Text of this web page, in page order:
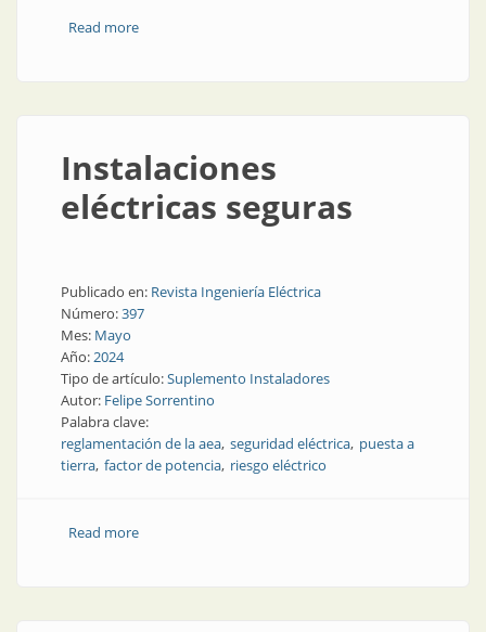
Read moreabout Algunas recomendaciones de eficiencia
Instalaciones
eléctricas seguras
Publicado en: Revista Ingeniería Eléctrica
Número:397
Mes: Mayo
Año:2024
Tipo de artículo:Suplemento Instaladores
Autor: Felipe Sorrentino
Palabra clave:
reglamentación de la aea seguridad eléctrica puesta a
tierra factor de potencia riesgo eléctrico
Read moreabout Instalaciones eléctricas seguras